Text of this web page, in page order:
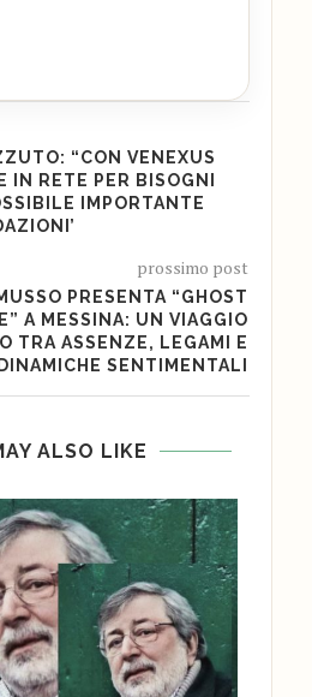
“CON VENEXUS
IN RETE PER BISOGNI
IMPORTANTE
prossimo post
PRESENTA “GHOST
A MESSINA: UN VIAGGIO
TRA ASSENZE, LEGAMI E
SENTIMENTALI
ALSO LIKE